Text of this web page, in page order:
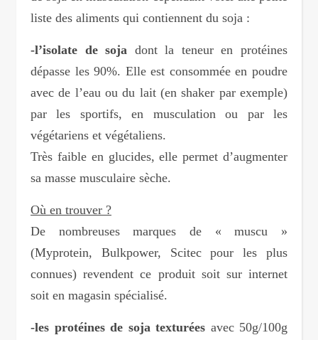
liste des aliments qui contiennent du soja :
-l’isolate de soja dont la teneur en protéines
dépasse les 90%. Elle est consommée en poudre
avec de l’eau ou du lait (en shaker par exemple)
par les sportifs, en musculation ou par les
végétariens et végétaliens.
Très faible en glucides, elle permet d’augmenter
sa masse musculaire sèche.
Où en trouver ?
De nombreuses marques de « muscu »
(Myprotein, Bulkpower, Scitec pour les plus
connues) revendent ce produit soit sur internet
soit en magasin spécialisé.
-les protéines de soja texturées avec 50g/100g